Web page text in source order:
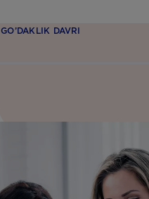
GO’DAKLIK DAVRI